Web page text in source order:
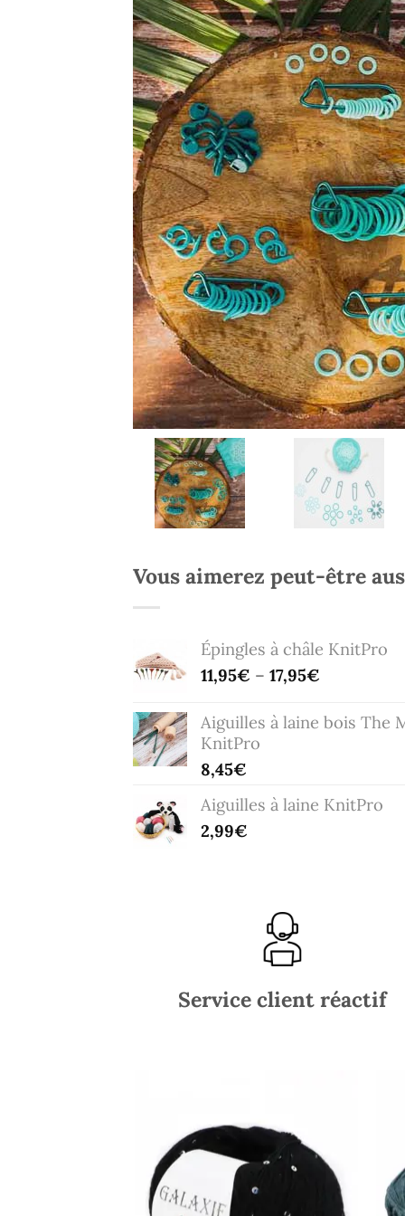
Vous aimerez peut-être
Épingles à châle KnitPro
11,95€ – 17,95€
Aiguilles à laine bois The
KnitPro
8,45€
Aiguilles à laine KnitPro
2,99€
Service client réactif